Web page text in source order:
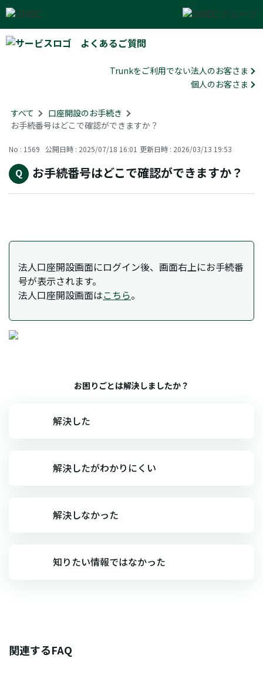
よくあるご質問
Trunkをご利用でない法人のお客さま
個人のお客さま
すべて > 口座開設のお手続き >
お手続番号はどこで確認ができますか？
No : 1569 公開日時 : 2025/07/18 16:01 更新日時 : 2026/03/13 19:53
お手続番号はどこで確認ができますか？
法人口座開設画面にログイン後、画面右上にお手続番
号が表示されます。
法人口座開設画面はこちら。
お困りごとは解決しましたか？
解決した
解決したがわかりにくい
解決しなかった
知りたい情報ではなかった
関連するFAQ